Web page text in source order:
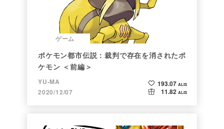
ゲーム
ポケモン都市伝説：裁判で存在を消されたポ
ケモン ＜前編＞
YU-MA
2020/12/07
193.07 ALIS
11.82 ALIS